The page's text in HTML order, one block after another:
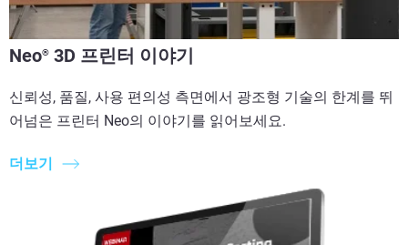
Neo® 3D 프린터 이야기
신뢰성, 품질, 사용 편의성 측면에서 광조형 기술의 한계를 뛰
어넘은 프린터 Neo의 이야기를 읽어보세요.
더보기